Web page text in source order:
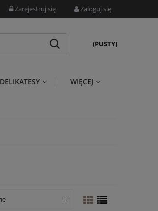
Zarejestruj się Zaloguj się
(PUSTY)
DELIKATESY WIĘCEJ